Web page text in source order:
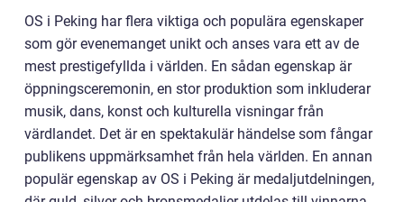
OS i Peking har flera viktiga och populära egenskaper
som gör evenemanget unikt och anses vara ett av de
mest prestigefyllda i världen. En sådan egenskap är
öppningsceremonin, en stor produktion som inkluderar
musik, dans, konst och kulturella visningar från
värdlandet. Det är en spektakulär händelse som fångar
publikens uppmärksamhet från hela världen. En annan
populär egenskap av OS i Peking är medaljutdelningen,